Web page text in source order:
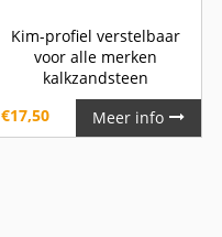
Kim-profiel verstelbaar
voor alle merken
kalkzandsteen
€17,50 Meer info